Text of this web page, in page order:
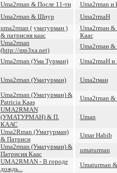
Uma2rman & После 11-ти
Uma2rman и
Uma2rman & Шнур
Uma2rmaН
uma2rman ( уматурман )
& патрисия каас
Uma2rmaн &
Каас
Uma2rman
(http://mp3xa.net)
Uma2rmaн &
Uma2rman (Ума Турман) Uma2rmaН и
Uma2rman (Уматурман) Uma2rман
Uma2rman (Уматурман) &
Patricia Kaas
Uma2tman &
UMA2RMAN
(УМАТУРМАН) & П.
КААС
Uman
Uma2Rman (Уматурман)
& Патриси
Umar Habib
Uma2rman (Уматурман) &
Патрисия Каас
umaturman
UMA2RMAN - В городе
дождь...
Umaturman